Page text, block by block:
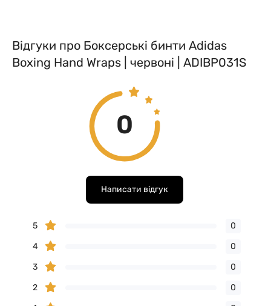
Відгуки про Боксерські бинти Adidas
Boxing Hand Wraps | червоні | ADIBP031S
0
Написати відгук
5
0
4
0
3
0
2
0